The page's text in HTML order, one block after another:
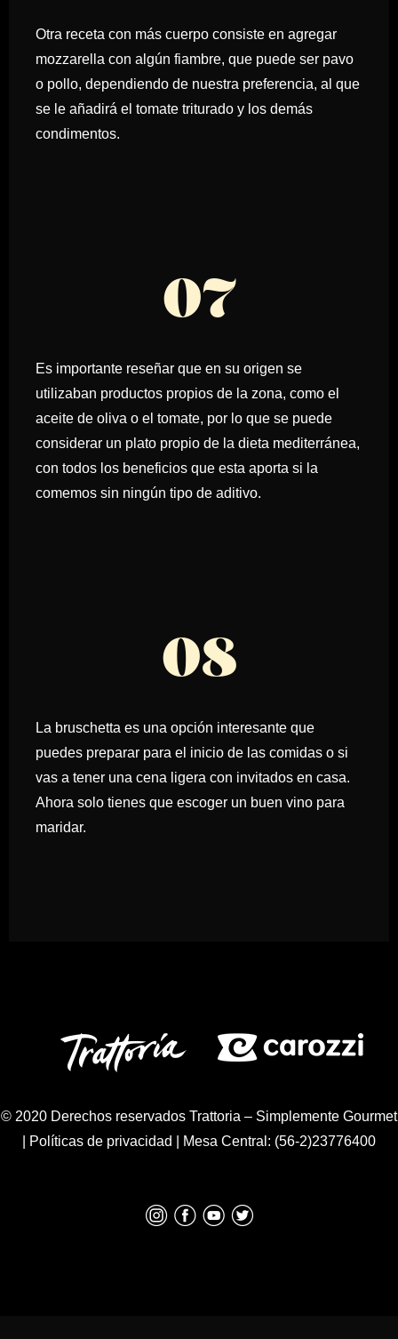
Otra receta con más cuerpo consiste en agregar
mozzarella con algún fiambre, que puede ser pavo
o pollo, dependiendo de nuestra preferencia, al que
se le añadirá el tomate triturado y los demás
condimentos.
07
Es importante reseñar que en su origen se
utilizaban productos propios de la zona, como el
aceite de oliva o el tomate, por lo que se puede
considerar un plato propio de la dieta mediterránea,
con todos los beneficios que esta aporta si la
comemos sin ningún tipo de aditivo.
08
La bruschetta es una opción interesante que
puedes preparar para el inicio de las comidas o si
vas a tener una cena ligera con invitados en casa.
Ahora solo tienes que escoger un buen vino para
maridar.
© 2020 Derechos reservados Trattoria – Simplemente Gourmet
Políticas de privacidad | Mesa Central: (56-2)23776400